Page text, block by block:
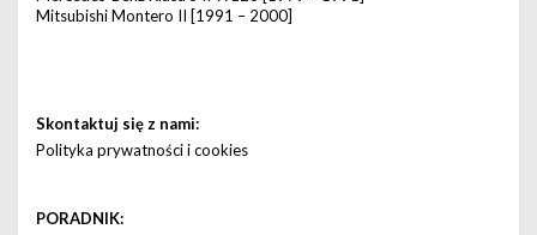
Mitsubishi Montero II [1991 – 2000]
Skontaktuj się z nami:
Polityka prywatności i cookies
PORADNIK: